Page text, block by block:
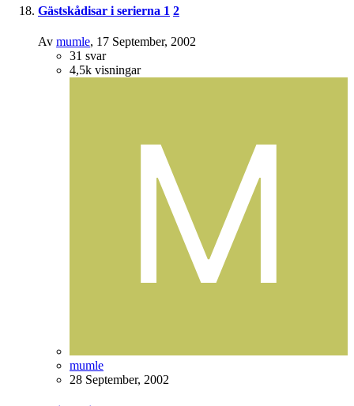
Gästskådisar i serierna 1 2
Av mumle, 17 September, 2002
31 svar
4,5k visningar
mumle
28 September, 2002